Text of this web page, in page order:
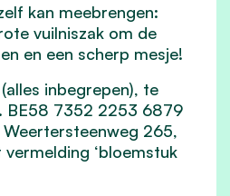
kan meebrengen:
vuilniszak om de
en een scherp mesje!
inbegrepen), te
BE58 7352 2253 6879
265,
‘bloemstuk